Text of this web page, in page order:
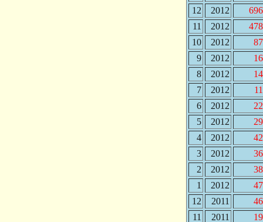
12
2012
11
2012
10
2012
9
2012
8
2012
7
2012
6
2012
5
2012
4
2012
3
2012
2
2012
1
2012
12
2011
11
2011